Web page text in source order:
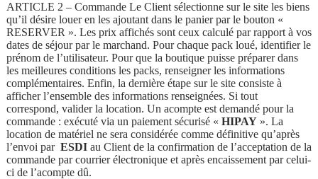
ARTICLE 2 – Commande Le Client sélectionne sur le site les biens
qu’il désire louer en les ajoutant dans le panier par le bouton «
RESERVER ». Les prix affichés sont ceux calculé par rapport à vos
dates de séjour par le marchand. Pour chaque pack loué, identifier le
prénom de l’utilisateur. Pour que la boutique puisse préparer dans
les meilleures conditions les packs, renseigner les informations
complémentaires. Enfin, la dernière étape sur le site consiste à
afficher l’ensemble des informations renseignées. Si tout
correspond, valider la location. Un acompte est demandé pour la
commande : exécuté via un paiement sécurisé « HIPAY». La
location de matériel ne sera considérée comme définitive qu’après
l’envoi par ESDIau Client de la confirmation de l’acceptation de la
commande par courrier électronique et après encaissement par celui-
ci de l’acompte dû.